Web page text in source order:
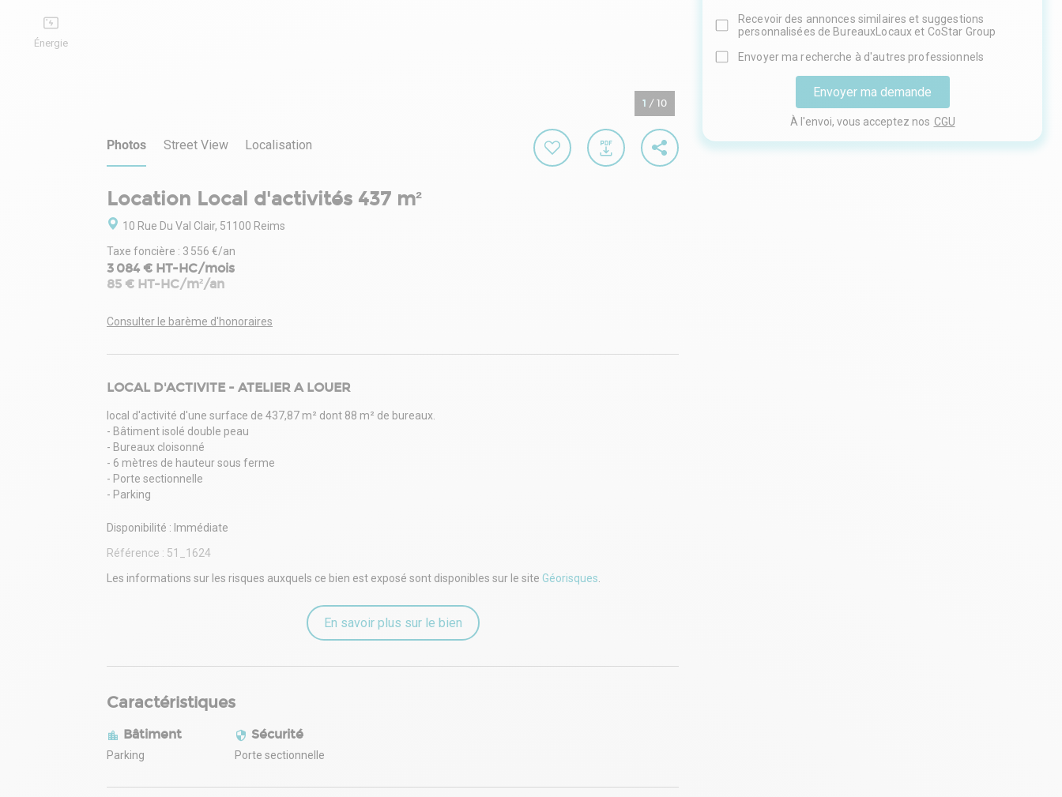
Énergie
1 / 10
Photos Street View Localisation
Location Local d'activités 437 m²
10 Rue Du Val Clair, 51100 Reims
Taxe foncière : 3 556 €/an
3 084 € HT-HC/mois
85 € HT-HC/m²/an
Consulter le barème d'honoraires
LOCAL D'ACTIVITE - ATELIER A LOUER
local d'activité d'une surface de 437,87 m² dont 88 m² de bureaux.
- Bâtiment isolé double peau
- Bureaux cloisonné
- 6 mètres de hauteur sous ferme
- Porte sectionnelle
- Parking
Disponibilité : Immédiate
Référence : 51_1624
Les informations sur les risques auxquels ce bien est exposé sont disponibles sur le site Géorisques.
En savoir plus sur le bien
Caractéristiques
Bâtiment
Parking
Sécurité
Porte sectionnelle
Recevoir des annonces similaires et suggestions
personnalisées de BureauxLocaux et CoStar Group
Envoyer ma recherche à d'autres professionnels
Envoyer ma demande
À l'envoi, vous acceptez nos CGU